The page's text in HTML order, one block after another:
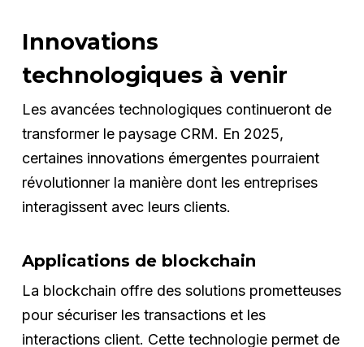
Innovations
technologiques à venir
Les avancées technologiques continueront de
transformer le paysage CRM. En 2025,
certaines innovations émergentes pourraient
révolutionner la manière dont les entreprises
interagissent avec leurs clients.
Applications de blockchain
La blockchain offre des solutions prometteuses
pour sécuriser les transactions et les
interactions client. Cette technologie permet de